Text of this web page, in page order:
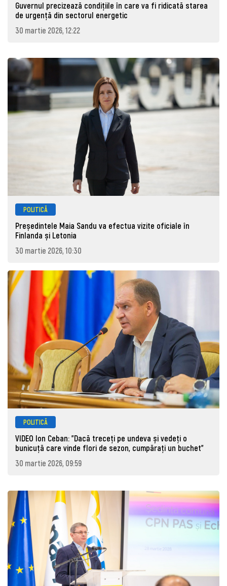
Guvernul precizează condițiile în care va fi ridicată starea
de urgență din sectorul energetic
30 martie 2026, 12:22
POLITICĂ
Președintele Maia Sandu va efectua vizite oficiale în
Finlanda și Letonia
30 martie 2026, 10:30
POLITICĂ
VIDEO Ion Ceban: "Dacă treceți pe undeva și vedeți o
bunicuță care vinde flori de sezon, cumpărați un buchet"
30 martie 2026, 09:59